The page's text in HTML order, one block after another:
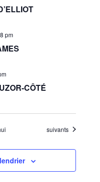
pm
CÔTÉ
Évènements
suivants